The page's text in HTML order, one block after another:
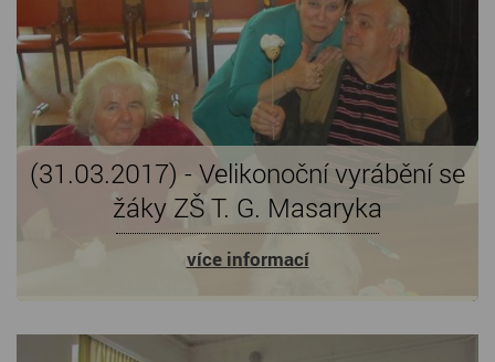
(31.03.2017) - Velikonoční vyrábění se
žáky ZŠ T. G. Masaryka
více informací